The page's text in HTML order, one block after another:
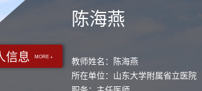
信息 MORE +
陈海燕
教师姓名：陈海燕
所在单位：山东大学附属省立医院